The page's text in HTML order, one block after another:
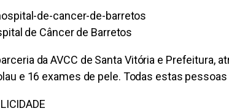
de Câncer de Barretos
da AVCC de Santa Vitória e
e 16 exames de pele. Todas estas